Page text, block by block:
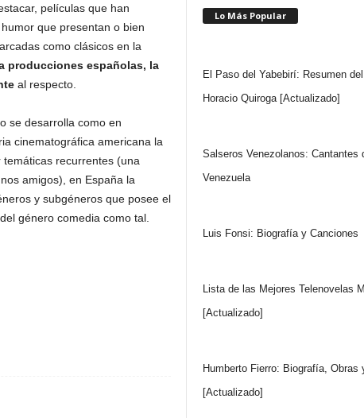
películas que han
que presentan o bien
como clásicos en la
producciones españolas, la
al respecto.
se desarrolla como en
cinematográfica americana la
recurrentes (una
amigos), en España la
y subgéneros que posee el
género comedia como tal.
Lo Más Popular
El Paso del Yabebirí: Resumen
Horacio Quiroga [Actualizado]
Salseros Venezolanos: Cantantes
Venezuela
Luis Fonsi: Biografía y Canciones
Lista de las Mejores Telenovelas
[Actualizado]
Humberto Fierro: Biografía, Obras
[Actualizado]